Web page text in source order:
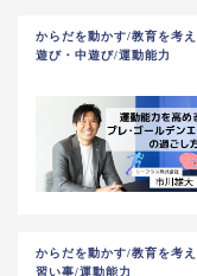
からだを動かす/教育を考
遊び・中遊び/運動能力
からだを動かす/教育を考
習い事/運動能力